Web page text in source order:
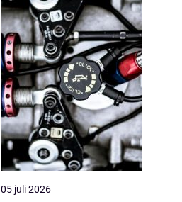
05 juli 2026